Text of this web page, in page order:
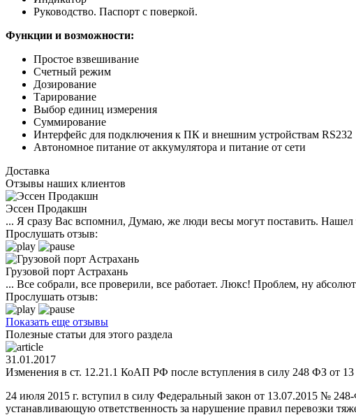
Руководство. Паспорт с поверкой.
Функции и возможности:
Простое взвешивание
Счетный режим
Дозирование
Тарирование
Выбор единиц измерения
Суммирование
Интерфейс для подключения к ПК и внешним устройствам RS232
Автономное питание от аккумулятора и питание от сети
Доставка
Отзывы наших клиентов
Эссен Продакшн
... Я сразу Вас вспомнил, Думаю, же люди весы могут поставить.
Прослушать отзыв:
Грузовой порт Астрахань
... Все собрали, все проверили, все работает. Люкс! Проблем, ну
Прослушать отзыв:
Показать еще отзывы
Полезные статьи для этого раздела
31.01.2017
Изменения в ст. 12.21.1 КоАП РФ после вступления в силу 248 ФЗ от 13
24 июля 2015 г. вступил в силу Федеральный закон от 13.07.2015 №
устанавливающую ответственность за нарушение правил перевозки